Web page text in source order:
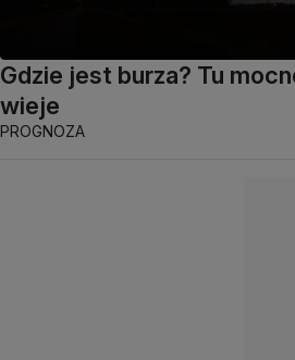
Gdzie jest burza? Tu
wieje
PROGNOZA